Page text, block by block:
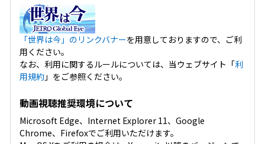
「世界は今」のリンクバナーを用意しておりますので、ご利
用ください。
なお、利用に関するルールについては、当ウェブサイト「利
用規約」をご参照ください。
動画視聴推奨環境について
Microsoft Edge、Internet Explorer 11、Google
Chrome、Firefoxでご利用いただけます。